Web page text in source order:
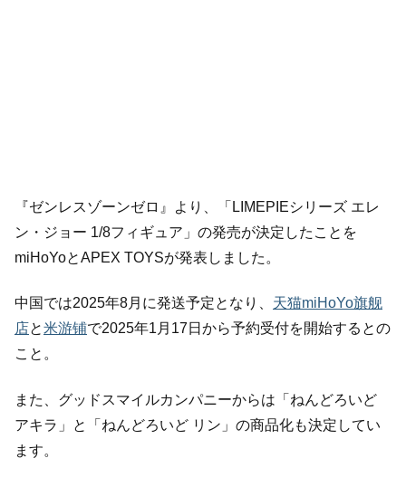
『ゼンレスゾーンゼロ』より、「LIMEPIEシリーズ エレ
ン・ジョー 1/8フィギュア」の発売が決定したことを
miHoYoとAPEX TOYSが発表しました。
中国では2025年8月に発送予定となり、 天猫miHoYo旗舰
店と米游铺で2025年1月17日から予約受付を開始するとの
こと。
また、グッドスマイルカンパニーからは「ねんどろいど
アキラ」と「ねんどろいど リン」の商品化も決定してい
ます。